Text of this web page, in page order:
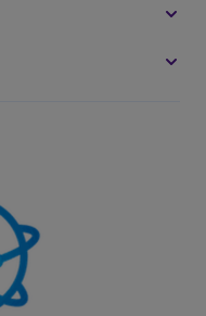
voor
Meer
voor
Meer